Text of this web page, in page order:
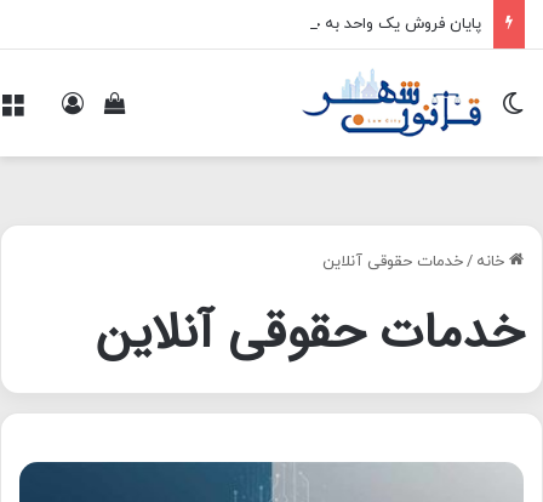
پایان فروش یک واحد به چند خریدار
مشاهده تغییر پوسته
خانه /خدمات حقوقی آنلاین
خدمات حقوقی آنلاین